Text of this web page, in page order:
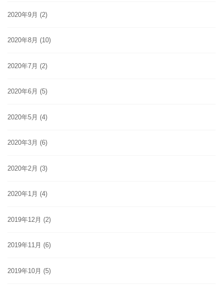
2020年9月 (2)
2020年8月 (10)
2020年7月 (2)
2020年6月 (5)
2020年5月 (4)
2020年3月 (6)
2020年2月 (3)
2020年1月 (4)
2019年12月 (2)
2019年11月 (6)
2019年10月 (5)